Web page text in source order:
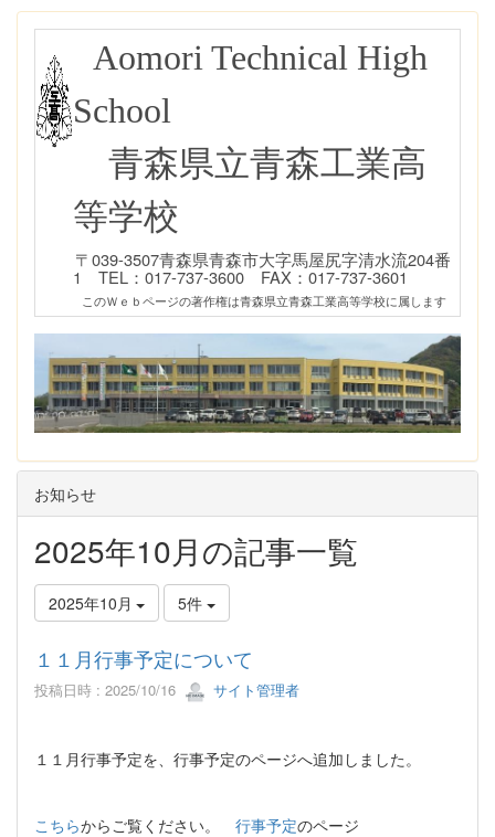
Aomori Technical High
School
青森県立青森工業高
等学校
〒039-3507青森県青森市大字馬屋尻字清水流204番
1 TEL：017-737-3600 FAX：017-737-3601
このＷｅｂページの著作権は青森県立青森工業高等学校に属します
お知らせ
2025年10月の記事一覧
2025年10月 5件
１１月行事予定について
投稿日時 : 2025/10/16 サイト管理者
１１月行事予定を、行事予定のページへ追加しました。
こちらからご覧ください。 行事予定のページ